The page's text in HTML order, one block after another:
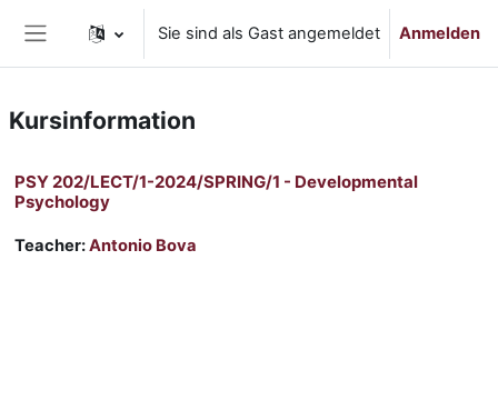
Website-Übersicht
Sie sind als Gast angemeldet Anmelden
Kursinformation
PSY 202/LECT/1-2024/SPRING/1 - Developmental
Psychology
Teacher:Antonio Bova